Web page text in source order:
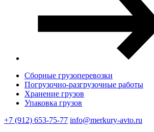
Сборные грузоперевозки
Погрузочно-разгрузочные работы
Хранение грузов
Упаковка грузов
+7 (912) 653-75-77 info@merkury-avto.ru